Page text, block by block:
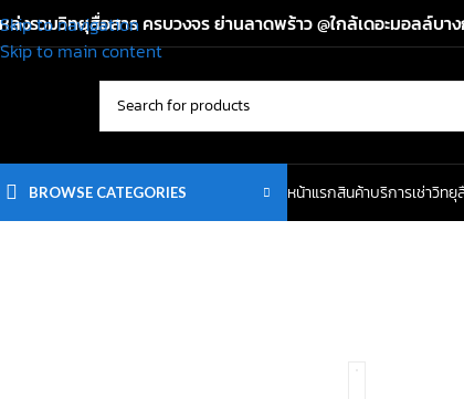
Skip to navigation
Skip to main content
ล่งรวมวิทยุสื่อสาร ครบวงจร ย่านลาดพร้าว @ใกล้เดอะมอลล์บา
BROWSE CATEGORIES หน้าแรกสินค้าบริการเช่าวิทยุ